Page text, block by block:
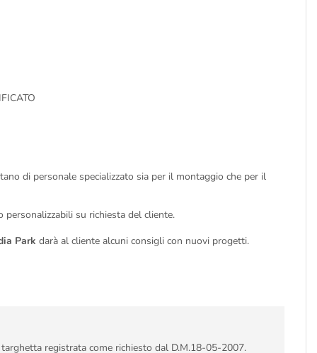
di personale specializzato sia per il montaggio che per il
personalizzabili su richiesta del cliente.
Park darà al cliente alcuni consigli con nuovi progetti.
registrata come richiesto dal D.M.18-05-2007.